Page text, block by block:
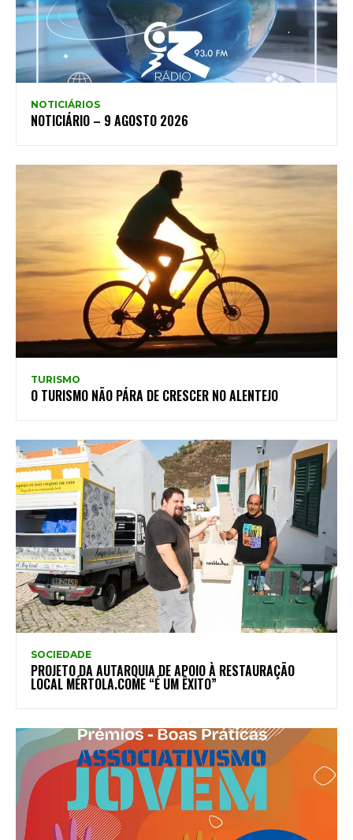
NOTICIÁRIOS
NOTICIÁRIO – 9 AGOSTO 2026
TURISMO
O TURISMO NÃO PÁRA DE CRESCER NO ALENTEJO
SOCIEDADE
PROJETO DA AUTARQUIA DE APOIO À RESTAURAÇÃO
LOCAL MÉRTOLA.COME “É UM ÊXITO”